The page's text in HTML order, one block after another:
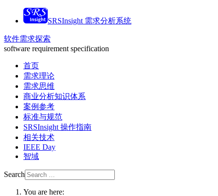
SRSInsight 需求分析系统
软件需求探索
software requirement specification
首页
需求理论
需求思维
商业分析知识体系
案例参考
标准与规范
SRSInsight 操作指南
相关技术
IEEE Day
智域
Search
You are here: